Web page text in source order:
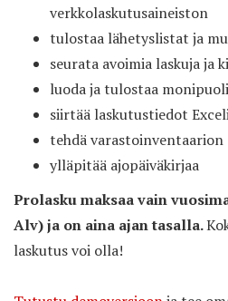
verkkolaskutusaineiston
tulostaa lähetyslistat ja
seurata avoimia laskuja ja
luoda ja tulostaa
siirtää laskutustiedot
tehdä varastoinventaarion
ylläpitää ajopäiväkirjaa
Prolasku maksaa vain
Alv) ja on aina ajan tasalla.
laskutus voi olla!